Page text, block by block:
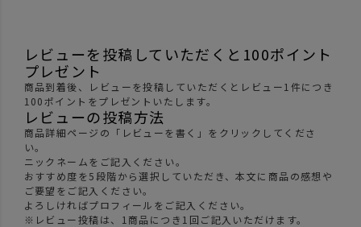
レビューを投稿していただくと100ポイント
プレゼント
商品到着後、レビューを投稿していただくとレビュー1件につき
100ポイントをプレゼントいたします。
レビューの投稿方法
商品詳細ページの「レビューを書く」をクリックしてくださ
い。
ニックネームをご記入ください。
おすすめ度を5段階から選択していただき、本文に商品の感想や
ご要望をご記入ください。
よろしければプロフィールをご記入ください。
※レビュー投稿は、1商品につき1回ご記入いただけます。